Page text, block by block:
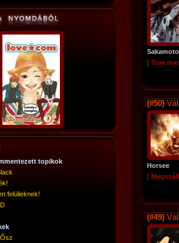
topikok
felülieknek!
[ True
(#50)
Horsee
[
(#49)